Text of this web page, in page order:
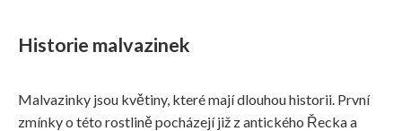
Historie malvazinek
Malvazinky jsou květiny, které mají dlouhou historii. První
zmínky o této rostlině pocházejí již z antického Řecka a